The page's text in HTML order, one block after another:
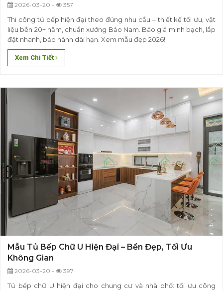
2026-03-20 - 357
Thi công tủ bếp hiện đại theo đúng nhu cầu – thiết kế tối ưu, vật
liệu bền 20+ năm, chuẩn xưởng Bảo Nam. Báo giá minh bạch, lắp
đặt nhanh, bảo hành dài hạn. Xem mẫu đẹp 2026!
Xem Chi Tiết
Mẫu Tủ Bếp Chữ U Hiện Đại – Bền Đẹp, Tối Ưu
Không Gian
2026-03-20 - 397
Tủ bếp chữ U hiện đại cho chung cư và nhà phố: tối ưu công